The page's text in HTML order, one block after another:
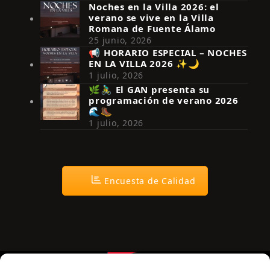
Síguenos en Instagram
Noches en la Villa 2026: el
verano se vive en la Villa
Romana de Fuente Álamo
25 junio, 2026
📢 HORARIO ESPECIAL – NOCHES
EN LA VILLA 2026 ✨🌙
1 julio, 2026
🌿🚴‍♂️ El GAN presenta su
programación de verano 2026
🌊🥾
1 julio, 2026
Encuesta de Calidad